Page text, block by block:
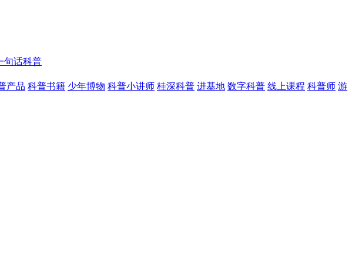
句话科普
产品 科普书籍 少年博物 科普小讲师 桂深科普 进基地 数字科普 线上课程 科普师 游